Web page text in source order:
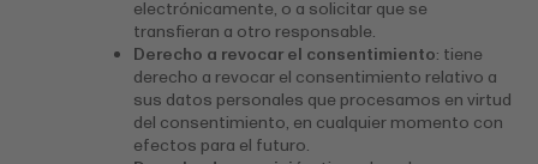
electrónicamente, o a solicitar que se
transfieran a otro responsable.
Derecho a revocar el consentimiento: tiene
derecho a revocar el consentimiento relativo a
sus datos personales que procesamos en virtud
del consentimiento, en cualquier momento con
efectos para el futuro.